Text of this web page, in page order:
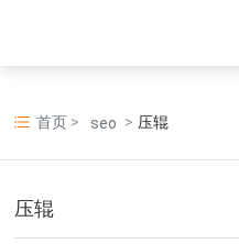
首页 seo 压辊
压辊